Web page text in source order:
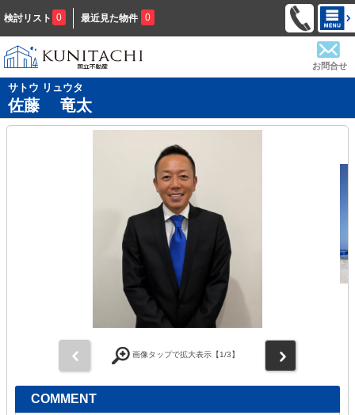
検討リスト 0 最近見た物件 0
お問合せ
サトウ リュウタ
佐藤 竜太
画像タップで拡大表示【1/3】
COMMENT